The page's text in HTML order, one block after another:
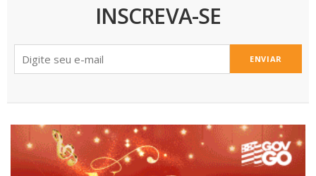
INSCREVA-SE
ENVIAR